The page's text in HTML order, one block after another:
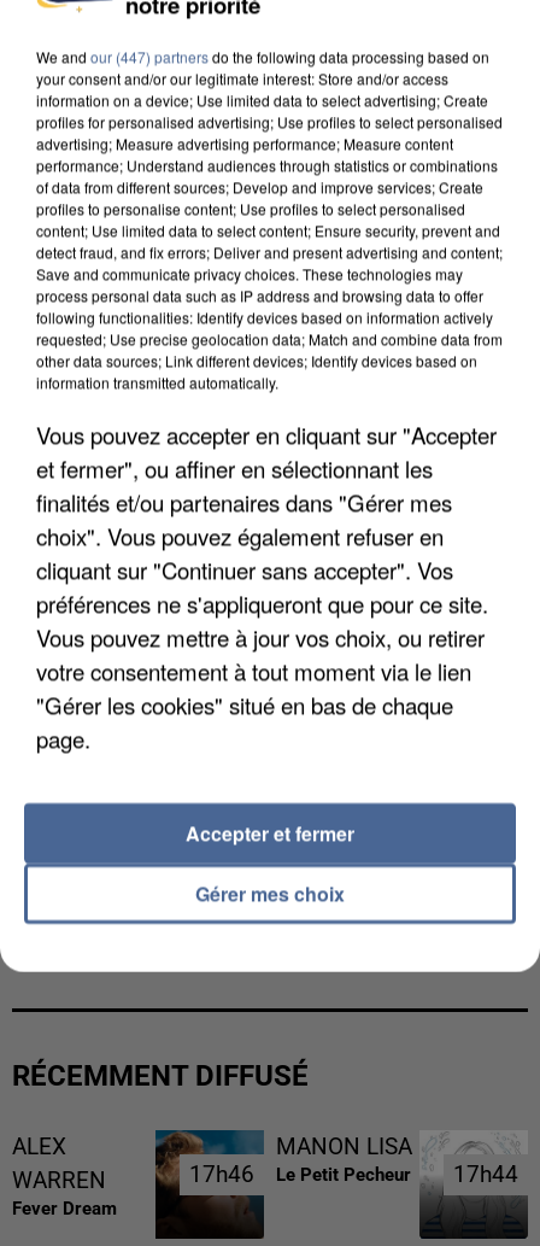
INTERPELLÉ EN ALGÉRIE
UNE TOURISTE DE L’OISE EMPORTÉE PAR UNE
COULÉE DE BOUE EN HAUTE-SAVOIE
LES DONNÉES DE 300 000 CLIENTS DÉROBÉES À
RÉCEMMENT DIFFUSÉ
ALEX
WARREN
Fever Dream
17h46
17h46
MANON LISA
Le Petit Pecheur 17h44
17h44
We and our (447) partnersdo the following data processing based on
your consent and/or our legitimate interest: Store and/or access
information on a device; Use limited data to select advertising; Create
profiles for personalised advertising; Use profiles to select personalised
advertising; Measure advertising performance; Measure content
performance; Understand audiences through statistics or combinations
of data from different sources; Develop and improve services; Create
profiles to personalise content; Use profiles to select personalised
content; Use limited data to select content; Ensure security, prevent and
detect fraud, and fix errors; Deliver and present advertising and content;
Save and communicate privacy choices. These technologies may
process personal data such as IP address and browsing data to offer
following functionalities: Identify devices based on information actively
requested; Use precise geolocation data; Match and combine data from
other data sources; Link different devices; Identify devices based on
information transmitted automatically.
Vous pouvez accepter en cliquant sur "Accepter
et fermer", ou affiner en sélectionnant les
finalités et/ou partenaires dans "Gérer mes
choix". Vous pouvez également refuser en
cliquant sur "Continuer sans accepter". Vos
préférences ne s'appliqueront que pour ce site.
Vous pouvez mettre à jour vos choix, ou retirer
votre consentement à tout moment via le lien
"Gérer les cookies" situé en bas de chaque
page.
Gérer mes choix
Accepter et fermer